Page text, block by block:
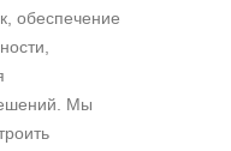
обеспечение
Мы